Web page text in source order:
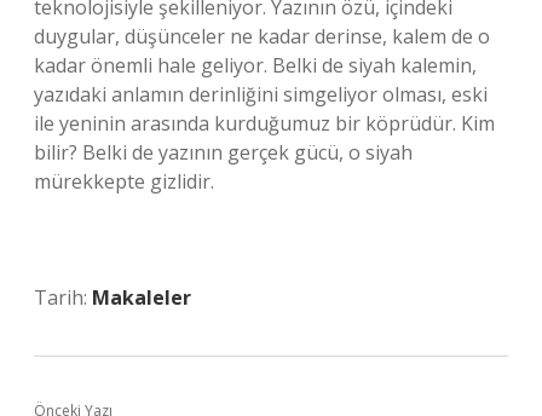
teknolojisiyle şekilleniyor. Yazının özü, içindeki
duygular, düşünceler ne kadar derinse, kalem de o
kadar önemli hale geliyor. Belki de siyah kalemin,
yazıdaki anlamın derinliğini simgeliyor olması, eski
ile yeninin arasında kurduğumuz bir köprüdür. Kim
bilir? Belki de yazının gerçek gücü, o siyah
mürekkepte gizlidir.
Tarih: Makaleler
Önceki Yazı